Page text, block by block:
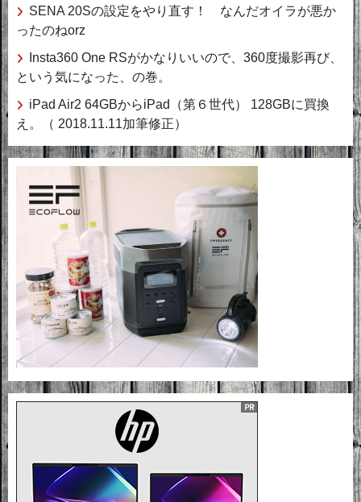
SENA 20Sの設定をやり直す！ なんだオイラが悪か
ったのねorz
Insta360 One RSがかなりいいので、360度撮影再び、
という気になった、の巻。
iPad Air2 64GBからiPad（第６世代） 128GBに買換
え。（ 2018.11.11加筆修正）